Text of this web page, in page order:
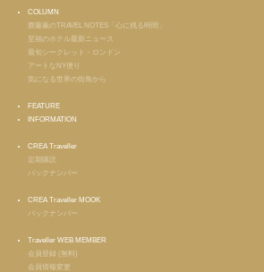
COLUMN
齋藤薫のTRAVEL NOTES「心に残る時間」
至福のホテル最新ニュース
最旬シークレット・ロンドン
アートなNY便り
気になる世界の街角から
FEATURE
INFORMATION
CREA Traveller
定期購読
バックナンバー
CREA Traveller MOOK
バックナンバー
Traveller WEB MEMBER
会員登録 (無料)
会員情報変更